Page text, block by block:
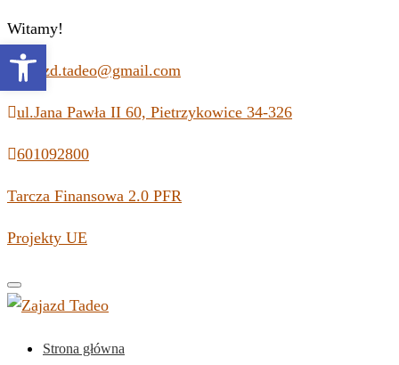
Witamy!
zajazd.tadeo@gmail.com
ul.Jana Pawła II 60, Pietrzykowice 34-326
601092800
Tarcza Finansowa 2.0 PFR
Projekty UE
Toggle
navigation
Strona główna
Open toolbar